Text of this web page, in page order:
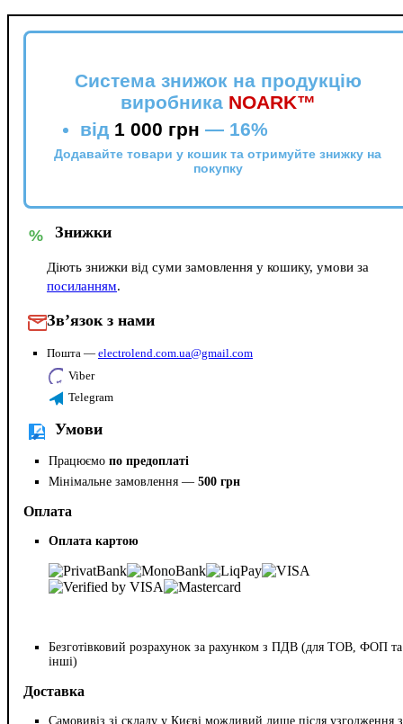
Система знижок на продукцію
виробника NOARK™
від 1 000 грн — 16%
Додавайте товари у кошик та отримуйте знижку на
покупку
% Знижки
Діють знижки від суми замовлення у кошику, умови за
посиланням.
Зв’язок з нами
Пошта — electrolend.com.ua@gmail.com
Viber
Telegram
Умови
Працюємо по предоплаті
Мінімальне замовлення — 500 грн
Оплата
Оплата картою
Безготівковий розрахунок за рахунком з ПДВ (для ТОВ, ФОП та
інші)
Доставка
Самовивіз зі складу у Києві можливий лише після узгодження з